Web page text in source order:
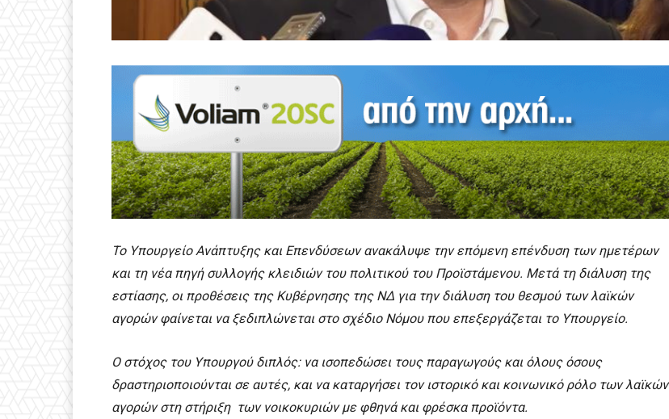
Το Υπουργείο Ανάπτυξης και Επενδύσεων ανακάλυψε την επόμενη επένδυση των ημετέρων
και τη νέα πηγή συλλογής κλειδιών του πολιτικού του Προϊστάμενου. Μετά τη διάλυση της
εστίασης, οι προθέσεις της Κυβέρνησης της ΝΔ για την διάλυση του θεσμού των λαϊκών
αγορών φαίνεται να ξεδιπλώνεται στο σχέδιο Νόμου που επεξεργάζεται το Υπουργείο.
Ο στόχος του Υπουργού διπλός: να ισοπεδώσει τους παραγωγούς και όλους όσους
δραστηριοποιούνται σε αυτές, και να καταργήσει τον ιστορικό και κοινωνικό ρόλο των λαϊκών
αγορών στη στήριξη των νοικοκυριών με φθηνά και φρέσκα προϊόντα.